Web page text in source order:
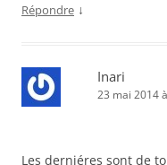
Répondre ↓
Inari
23 mai 2014
Les derniéres sont de